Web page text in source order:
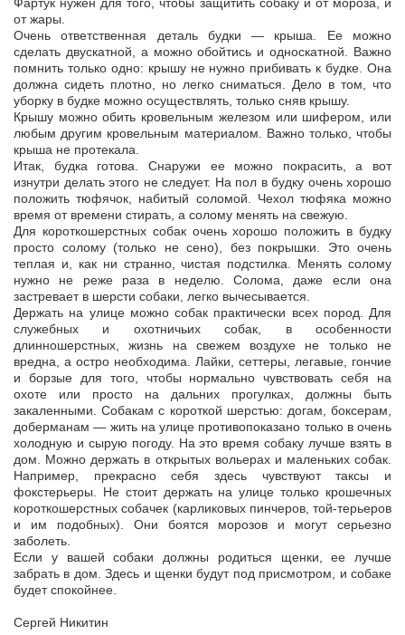
Фартук нужен для того, чтобы защитить собаку и от мороза, и
от жары.
Очень ответственная деталь будки — крыша. Ее можно
сделать двускатной, а можно обойтись и односкатной. Важно
помнить только одно: крышу не нужно прибивать к будке. Она
должна сидеть плотно, но легко сниматься. Дело в том, что
уборку в будке можно осуществлять, только сняв крышу.
Крышу можно обить кровельным железом или шифером, или
любым другим кровельным материалом. Важно только, чтобы
крыша не протекала.
Итак, будка готова. Снаружи ее можно покрасить, а вот
изнутри делать этого не следует. На пол в будку очень хорошо
положить тюфячок, набитый соломой. Чехол тюфяка можно
время от времени стирать, а солому менять на свежую.
Для короткошерстных собак очень хорошо положить в будку
просто солому (только не сено), без покрышки. Это очень
теплая и, как ни странно, чистая подстилка. Менять солому
нужно не реже раза в неделю. Солома, даже если она
застревает в шерсти собаки, легко вычесывается.
Держать на улице можно собак практически всех пород. Для
служебных и охотничьих собак, в особенности
длинношерстных, жизнь на свежем воздухе не только не
вредна, а остро необходима. Лайки, сеттеры, легавые, гончие
и борзые для того, чтобы нормально чувствовать себя на
охоте или просто на дальних прогулках, должны быть
закаленными. Собакам с короткой шерстью: догам, боксерам,
доберманам — жить на улице противопоказано только в очень
холодную и сырую погоду. На это время собаку лучше взять в
дом. Можно держать в открытых вольерах и маленьких собак.
Например, прекрасно себя здесь чувствуют таксы и
фокстерьеры. Не стоит держать на улице только крошечных
короткошерстных собачек (карликовых пинчеров, той-терьеров
и им подобных). Они боятся морозов и могут серьезно
заболеть.
Если у вашей собаки должны родиться щенки, ее лучше
забрать в дом. Здесь и щенки будут под присмотром, и собаке
будет спокойнее.
Сергей Никитин